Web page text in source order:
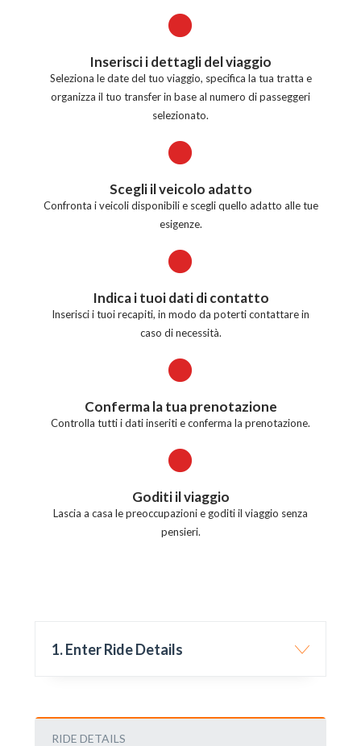
Inserisci i dettagli del viaggio
Seleziona le date del tuo viaggio, specifica la tua tratta e
organizza il tuo transfer in base al numero di passeggeri
selezionato.
Scegli il veicolo adatto
Confronta i veicoli disponibili e scegli quello adatto alle tue
esigenze.
Indica i tuoi dati di contatto
Inserisci i tuoi recapiti, in modo da poterti contattare in
caso di necessità.
Conferma la tua prenotazione
Controlla tutti i dati inseriti e conferma la prenotazione.
Goditi il viaggio
Lascia a casa le preoccupazioni e goditi il viaggio senza
pensieri.
1. Enter Ride Details
RIDE DETAILS